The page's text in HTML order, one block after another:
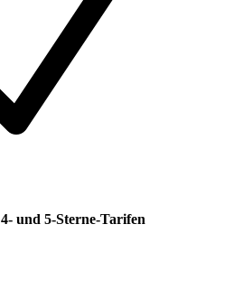
4- und 5-Sterne-Tarifen